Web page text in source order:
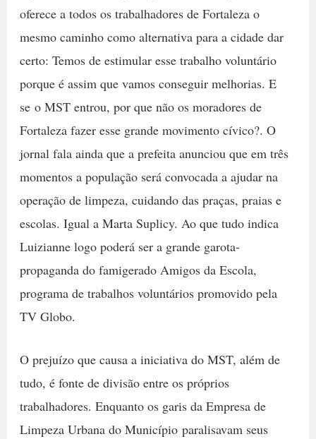
oferece a todos os trabalhadores de Fortaleza o
mesmo caminho como alternativa para a cidade dar
certo: Temos de estimular esse trabalho voluntário
porque é assim que vamos conseguir melhorias. E
se o MST entrou, por que não os moradores de
Fortaleza fazer esse grande movimento cívico?. O
jornal fala ainda que a prefeita anunciou que em três
momentos a população será convocada a ajudar na
operação de limpeza, cuidando das praças, praias e
escolas. Igual a Marta Suplicy. Ao que tudo indica
Luizianne logo poderá ser a grande garota-
propaganda do famigerado Amigos da Escola,
programa de trabalhos voluntários promovido pela
TV Globo.
O prejuízo que causa a iniciativa do MST, além de
tudo, é fonte de divisão entre os próprios
trabalhadores. Enquanto os garis da Empresa de
Limpeza Urbana do Município paralisavam seus